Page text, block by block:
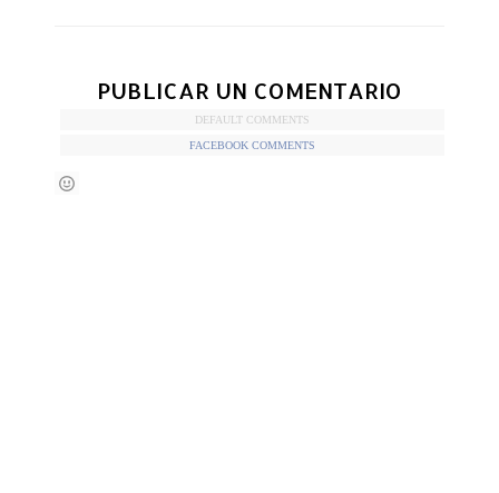
PUBLICAR UN COMENTARIO
DEFAULT COMMENTS
FACEBOOK COMMENTS